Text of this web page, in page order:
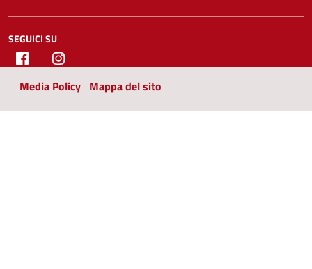
SEGUICI SU
Facebook
Media Policy Mappa del sito